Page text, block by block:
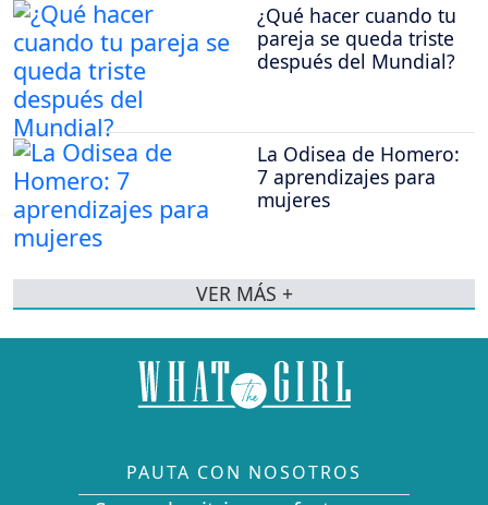
¿Qué hacer cuando tu
pareja se queda triste
después del Mundial?
La Odisea de Homero:
7 aprendizajes para
mujeres
VER MÁS +
PAUTA CON NOSOTROS